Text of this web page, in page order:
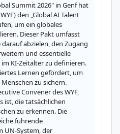
Summit 2026" in Genf hat
den „Global AI Talent
um ein globales
Dieser Pakt umfasst
abzielen, den Zugang
und essentielle
KI-Zeitalter zu definieren.
Lernen gefördert, um
zu sichern.
Convener des WYF,
ist, die tatsächlichen
zu erkennen. Die
führende
UN-System, der